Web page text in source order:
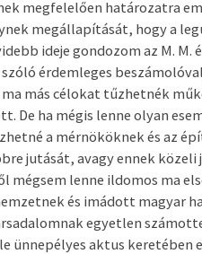
megfelelően határozatra
megállapítását, hogy a
ideje gondozom az M. M.
érdemleges
más célokat tűzhetnék
De ha mégis lenne olyan
a mérnököknek és az
jutását, avagy ennek közeli
mégsem lenne ildomos ma
és imádott magyar
egyetlen
ünnepélyes aktus keretében